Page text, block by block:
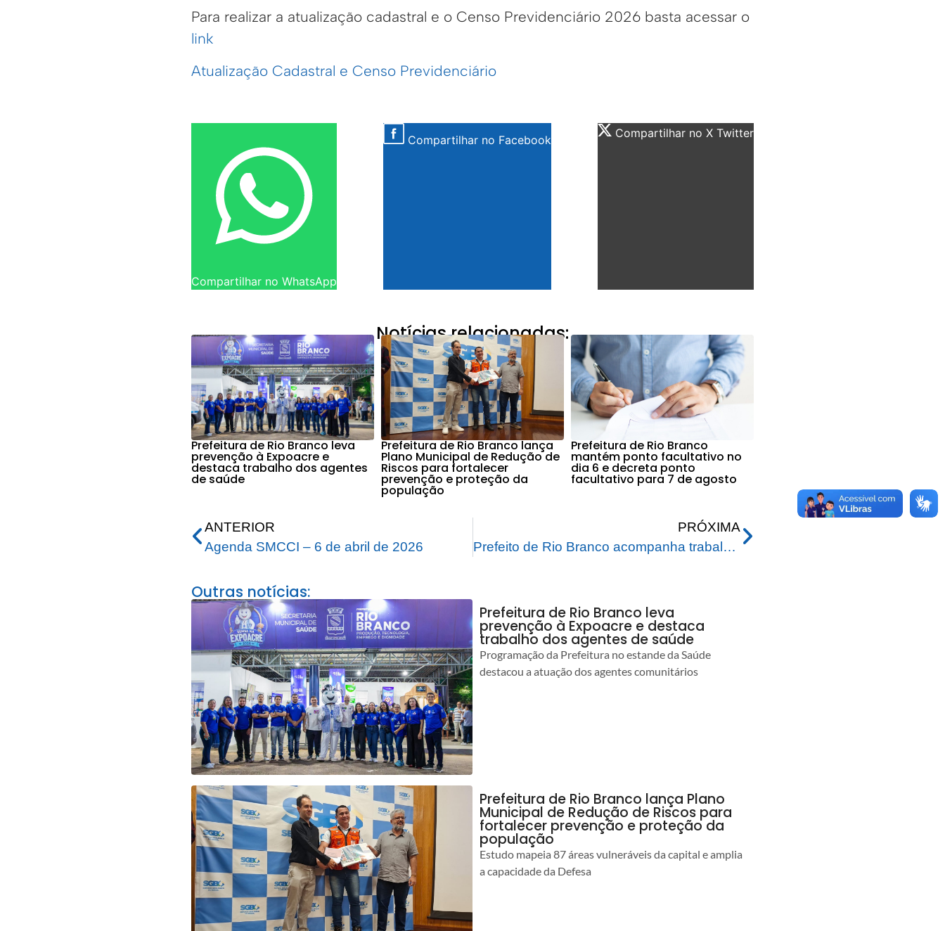
Para realizar a atualização cadastral e o Censo Previdenciário 2026 basta acessar o
link
Atualização Cadastral e Censo Previdenciário
Compartilhar no WhatsApp
Compartilhar no Facebook Compartilhar no X Twitter
Notícias relacionadas:
Prefeitura de Rio Branco leva
prevenção à Expoacre e
destaca trabalho dos agentes
de saúde
Prefeitura de Rio Branco lança
Plano Municipal de Redução de
Riscos para fortalecer
prevenção e proteção da
população
Prefeitura de Rio Branco
mantém ponto facultativo no
dia 6 e decreta ponto
facultativo para 7 de agosto
ANTERIOR
Agenda SMCCI – 6 de abril de 2026
PRÓXIMA
Prefeito de Rio Branco acompanha trabalho de tapa-buracos no bairro Placas
Outras notícias:
Prefeitura de Rio Branco leva
prevenção à Expoacre e destaca
trabalho dos agentes de saúde
Programação da Prefeitura no estande da Saúde
destacou a atuação dos agentes comunitários
Prefeitura de Rio Branco lança Plano
Municipal de Redução de Riscos para
fortalecer prevenção e proteção da
população
Estudo mapeia 87 áreas vulneráveis da capital e amplia
a capacidade da Defesa